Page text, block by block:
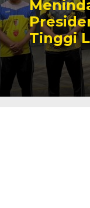
Arahan
Tebing
Kurve